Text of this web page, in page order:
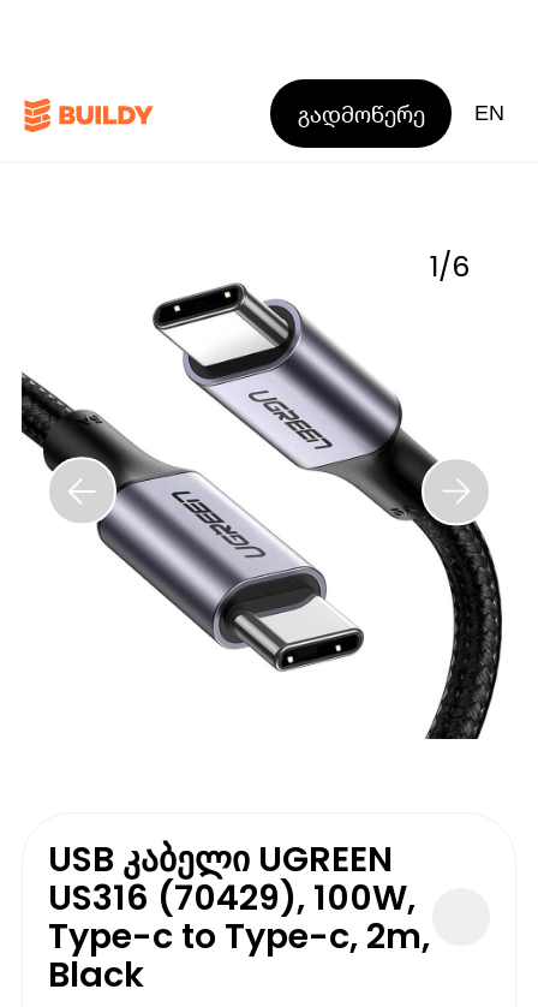
გადმოწერე EN
1/6
USB კაბელი UGREEN
US316 (70429), 100W,
Type-c to Type-c, 2m,
Black